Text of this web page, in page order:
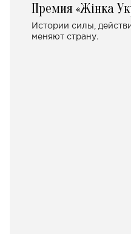
Премия «Жінка
Истории силы,
меняют страну.